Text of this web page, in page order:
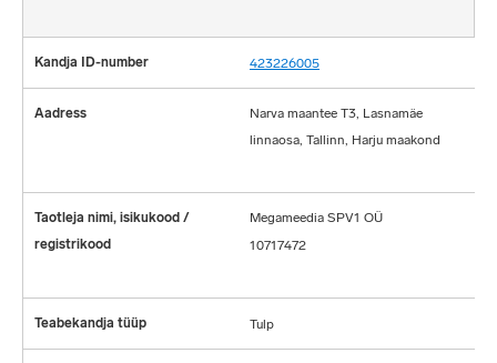
423226005
Narva maantee T3, Lasnamäe
linnaosa, Tallinn, Harju maakond
Megameedia SPV1 OÜ
10717472
Tulp